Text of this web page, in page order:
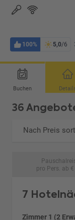
100% 5,0/6
Buchen
36
Nach Preis
pro Pers. ab €
7
Zimmer 1 (2